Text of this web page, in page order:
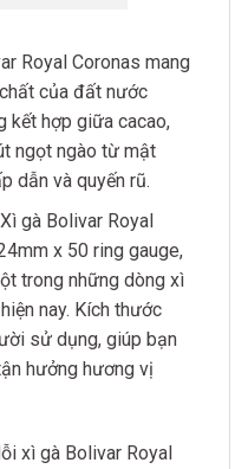
Royal Coronas mang
của đất nước
kết hợp giữa cacao,
ngọt ngào từ mật
dẫn và quyến rũ.
gà Bolivar Royal
x 50 ring gauge,
trong những dòng xì
nay. Kích thước
sử dụng, giúp bạn
hưởng hương vị
xì gà Bolivar Royal